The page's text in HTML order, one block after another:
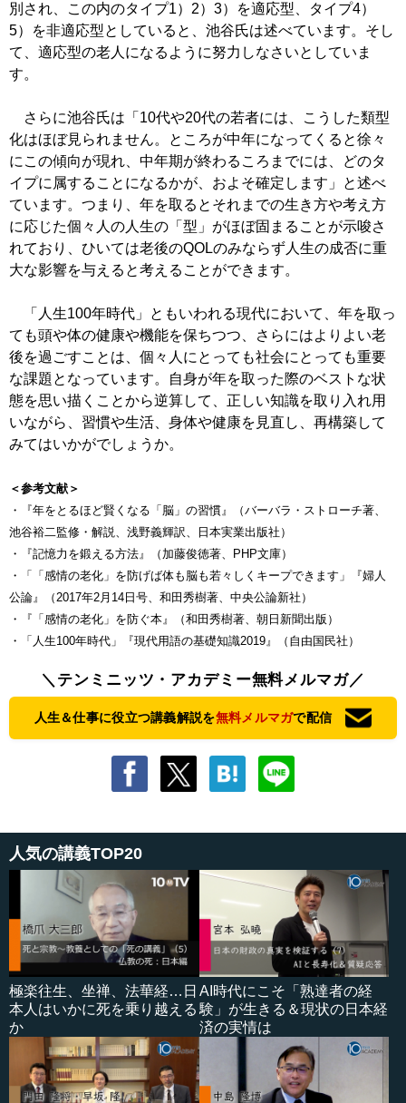
別され、この内のタイプ1）2）3）を適応型、タイプ4）
5）を非適応型としていると、池谷氏は述べています。そし
て、適応型の老人になるように努力しなさいとしていま
す。
さらに池谷氏は「10代や20代の若者には、こうした類型
化はほぼ見られません。ところが中年になってくると徐々
にこの傾向が現れ、中年期が終わるころまでには、どのタ
イプに属することになるかが、およそ確定します」と述べ
ています。つまり、年を取るとそれまでの生き方や考え方
に応じた個々人の人生の「型」がほぼ固まることが示唆さ
れており、ひいては老後のQOLのみならず人生の成否に重
大な影響を与えると考えることができます。
「人生100年時代」ともいわれる現代において、年を取っ
ても頭や体の健康や機能を保ちつつ、さらにはよりよい老
後を過ごすことは、個々人にとっても社会にとっても重要
な課題となっています。自身が年を取った際のベストな状
態を思い描くことから逆算して、正しい知識を取り入れ用
いながら、習慣や生活、身体や健康を見直し、再構築して
みてはいかがでしょうか。
＜参考文献＞
・『年をとるほど賢くなる「脳」の習慣』（バーバラ・ストローチ著、
池谷裕二監修・解説、浅野義輝訳、日本実業出版社）
・『記憶力を鍛える方法』（加藤俊徳著、PHP文庫）
・「「感情の老化」を防げば体も脳も若々しくキープできます」『婦人
公論』（2017年2月14日号、和田秀樹著、中央公論新社）
・『「感情の老化」を防ぐ本』（和田秀樹著、朝日新聞出版）
・「人生100年時代」『現代用語の基礎知識2019』（自由国民社）
＼テンミニッツ・アカデミー無料メルマガ／
人生＆仕事に役立つ講義解説を無料メルマガで配信
人気の講義TOP20
極楽往生、坐禅、法華経…日
本人はいかに死を乗り越える
か
AI時代にこそ「熟達者の経
験」が生きる＆現状の日本経
済の実情は